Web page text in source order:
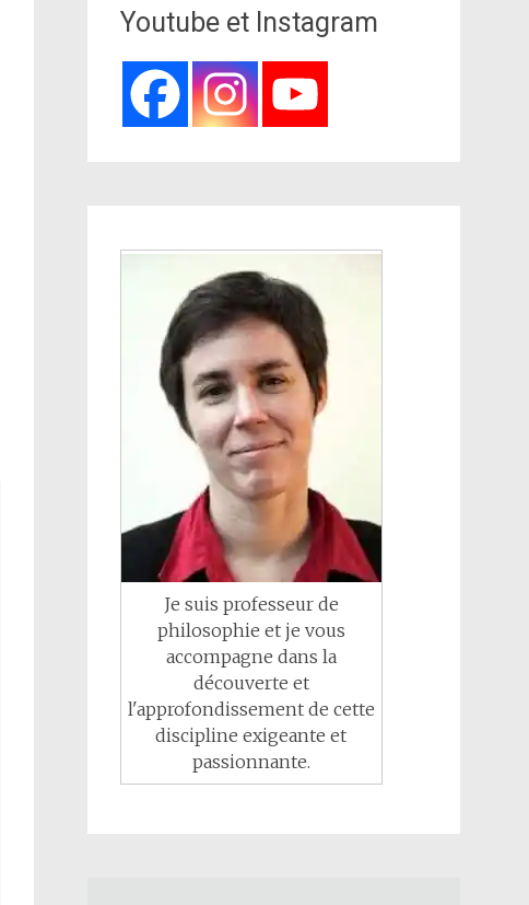
Youtube et Instagram
Je suis professeur de
philosophie et je vous
accompagne dans la
découverte et
l'approfondissement de cette
discipline exigeante et
passionnante.